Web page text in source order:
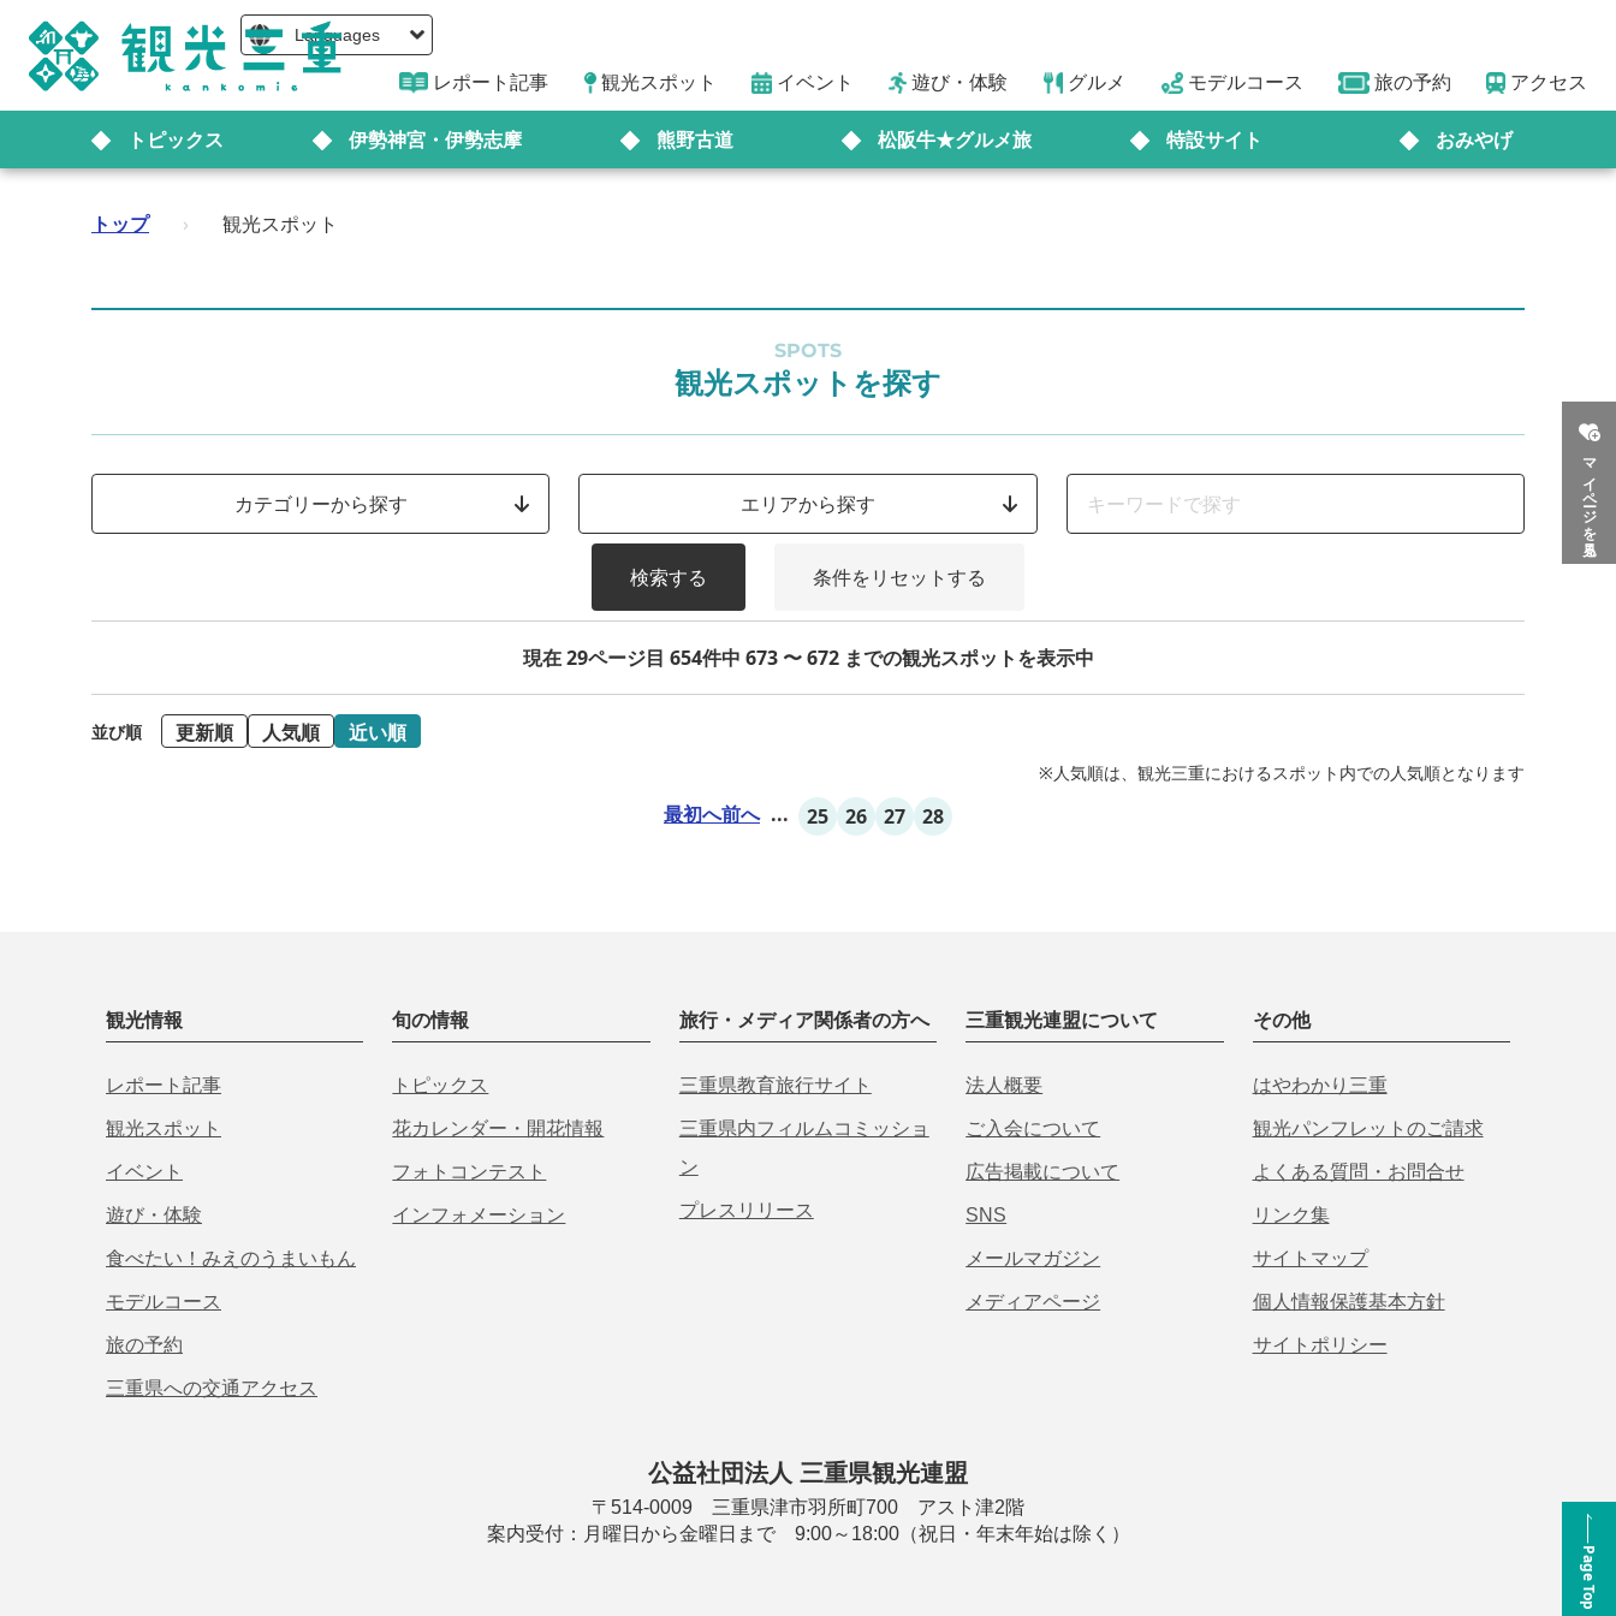
Languages
レポート記事 観光スポット イベント 遊び・体験 グルメ モデルコース 旅の予約 アクセス
トピックス 伊勢神宮・伊勢志摩 熊野古道 松阪牛★グルメ旅 特設サイト おみやげ
マイページを見る
トップ › 観光スポット
SPOTS
観光スポットを探す
カテゴリーから探す エリアから探す
検索する 条件をリセットする
現在 29ページ目 654件中 673 〜 672 までの観光スポットを表示中
並び順 更新順 人気順 近い順
※人気順は、観光三重におけるスポット内での人気順となります
最初へ前へ ... 25 26 27 28
Page Top
観光情報
レポート記事
観光スポット
イベント
遊び・体験
食べたい！みえのうまいもん
モデルコース
旅の予約
三重県への交通アクセス
旬の情報
トピックス
花カレンダー・開花情報
フォトコンテスト
インフォメーション
旅行・メディア関係者の方へ
三重県教育旅行サイト
三重県内フィルムコミッショ
ン
プレスリリース
三重観光連盟について
法人概要
ご入会について
広告掲載について
SNS
メールマガジン
メディアページ
その他
はやわかり三重
観光パンフレットのご請求
よくある質問・お問合せ
リンク集
サイトマップ
個人情報保護基本方針
サイトポリシー
公益社団法人 三重県観光連盟
〒514-0009 三重県津市羽所町700 アスト津2階
案内受付：月曜日から金曜日まで 9:00～18:00（祝日・年末年始は除く）